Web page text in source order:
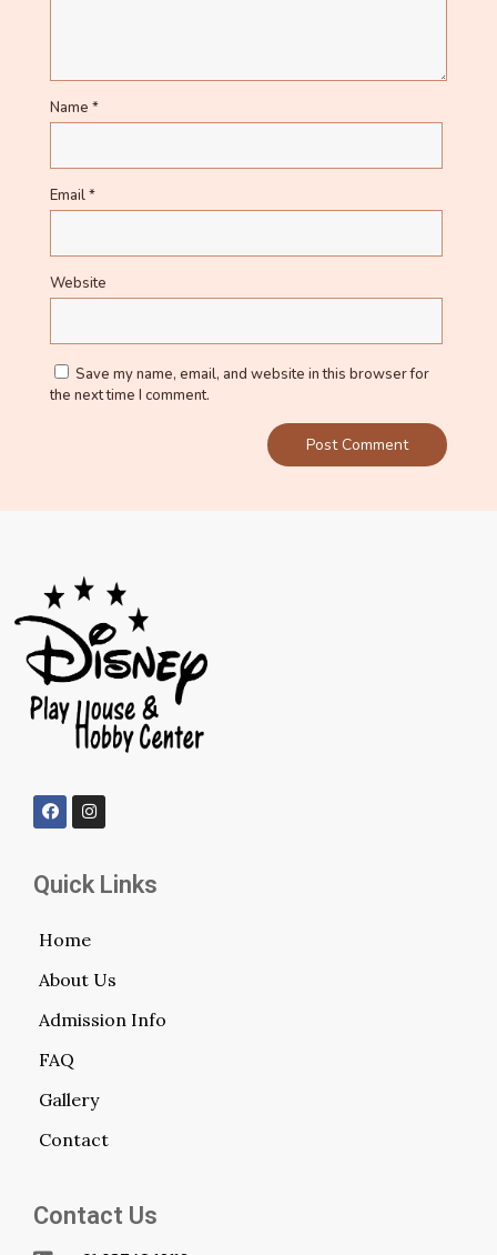
Name *
Email*
Website
Save my name, email, and website in this browser for
the next time I comment.
Quick Links
Home
About Us
Admission Info
FAQ
Gallery
Contact
Contact Us